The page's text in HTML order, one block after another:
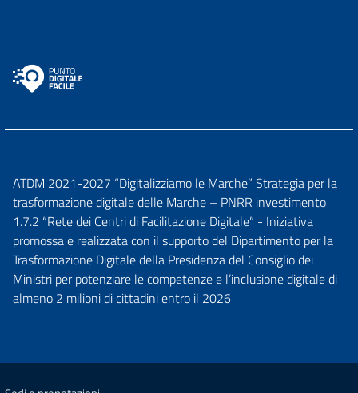
ATDM 2021-2027 “Digitalizziamo le Marche” Strategia per la
trasformazione digitale delle Marche – PNRR investimento
1.7.2 “Rete dei Centri di Facilitazione Digitale” - Iniziativa
promossa e realizzata con il supporto del Dipartimento per la
Trasformazione Digitale della Presidenza del Consiglio dei
Ministri per potenziare le competenze e l’inclusione digitale di
almeno 2 milioni di cittadini entro il 2026